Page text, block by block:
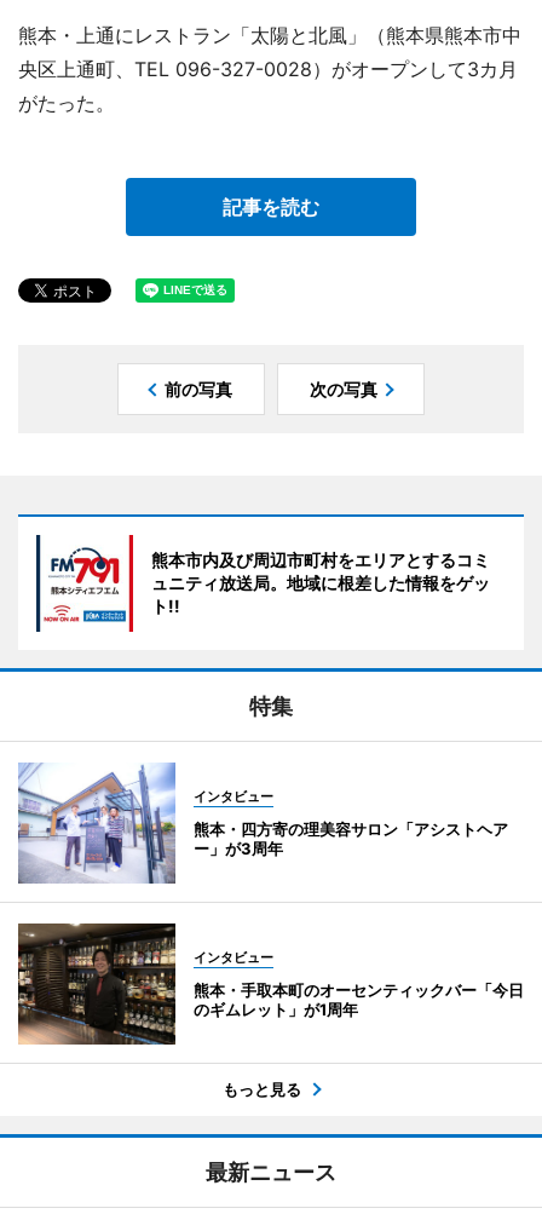
熊本・上通にレストラン「太陽と北風」（熊本県熊本市中
央区上通町、TEL 096-327-0028）がオープンして3カ月
がたった。
記事を読む
前の写真 次の写真
熊本市内及び周辺市町村をエリアとするコミ
ュニティ放送局。地域に根差した情報をゲッ
ト!!
特集
インタビュー
熊本・四方寄の理美容サロン「アシストヘア
ー」が3周年
インタビュー
熊本・手取本町のオーセンティックバー「今日
のギムレット」が1周年
もっと見る
最新ニュース